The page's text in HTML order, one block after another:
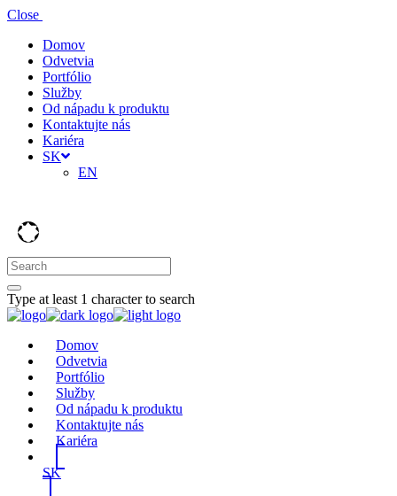
Close
Domov
Odvetvia
Portfólio
Služby
Od nápadu k produktu
Kontaktujte nás
Kariéra
SK
EN
Type at least 1 character to search
Domov
Odvetvia
Portfólio
Služby
Od nápadu k produktu
Kontaktujte nás
Kariéra
SK